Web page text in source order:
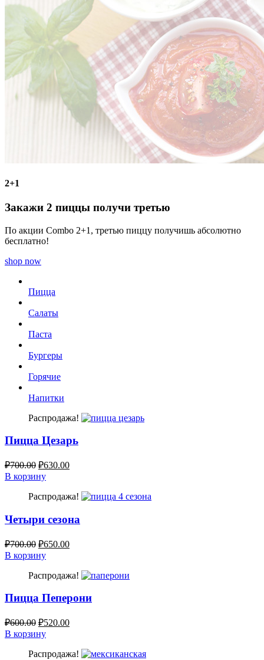
2+1
Закажи 2 пиццы получи третью
По акции Combo 2+1, третью пиццу получишь абсолютно
бесплатно!
shop now
Пицца
Салаты
Паста
Бургеры
Горячие
Напитки
Распродажа!
Пицца Цезарь
₽700.00 ₽630.00
В корзину
Распродажа!
Четыри сезона
₽700.00 ₽650.00
В корзину
Распродажа!
Пицца Пеперони
₽600.00 ₽520.00
В корзину
Распродажа!